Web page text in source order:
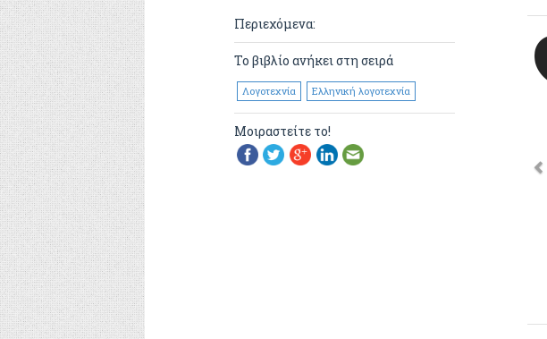
Περιεχόμενα:
Το βιβλίο ανήκει στη σειρά
Λογοτεχνία Ελληνική λογοτεχνία
Μοιραστείτε το!